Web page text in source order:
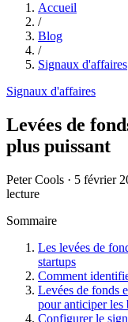
Accueil
/
Blog
/
Signaux d'affaires
Signaux d'affaires
Levées de
plus puissant
Peter Cools · 5 février
lecture
Sommaire
Les levées de
startups
Comment
Levées de fonds
pour anticiper les
Configurer le